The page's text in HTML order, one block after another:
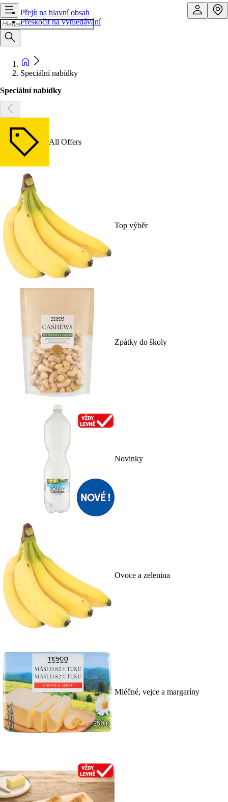
Přejít na hlavní obsah
Přeskočit na vyhledávání
Speciální nabídky
Speciální nabídky
All Offers
Top výběr
Zpátky do školy
Novinky
Ovoce a zelenina
Mléčné, vejce a margaríny